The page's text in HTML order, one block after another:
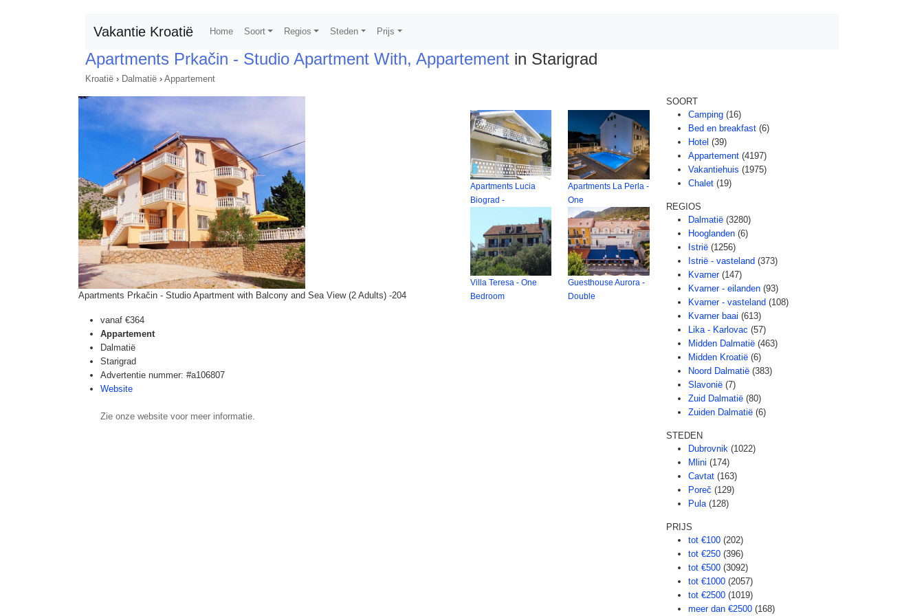
Vakantie Kroatië Home Soort Regios Steden Prijs
Apartments Prkačin - Studio Apartment With, Appartement in Starigrad
Kroatië › Dalmatië › Appartement
Apartments Prkačin - Studio Apartment with Balcony and Sea View (2 Adults) -204
vanaf €364
Appartement
Dalmatië
Starigrad
Advertentie nummer: #a106807
Website
Zie onze website voor meer informatie.
Apartments Lucia
Biograd -
Apartments La Perla -
One
Villa Teresa - One
Bedroom
Guesthouse Aurora -
Double
SOORT
Camping (16)
Bed en breakfast (6)
Hotel (39)
Appartement (4197)
Vakantiehuis (1975)
Chalet (19)
REGIOS
Dalmatië (3280)
Hooglanden (6)
Istrië (1256)
Istrië - vasteland (373)
Kvarner (147)
Kvarner - eilanden (93)
Kvarner - vasteland (108)
Kvarner baai (613)
Lika - Karlovac (57)
Midden Dalmatië (463)
Midden Kroatië (6)
Noord Dalmatië (383)
Slavonië (7)
Zuid Dalmatië (80)
Zuiden Dalmatië (6)
STEDEN
Dubrovnik (1022)
Mlini (174)
Cavtat (163)
Poreč (129)
Pula (128)
PRIJS
tot €100 (202)
tot €250 (396)
tot €500 (3092)
tot €1000 (2057)
tot €2500 (1019)
meer dan €2500 (168)